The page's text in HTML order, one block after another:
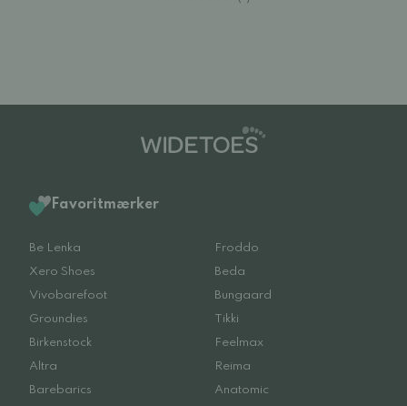
Favoritmærker
Be Lenka
Froddo
Xero Shoes
Beda
Vivobarefoot
Bungaard
Groundies
Tikki
Birkenstock
Feelmax
Altra
Reima
Barebarics
Anatomic